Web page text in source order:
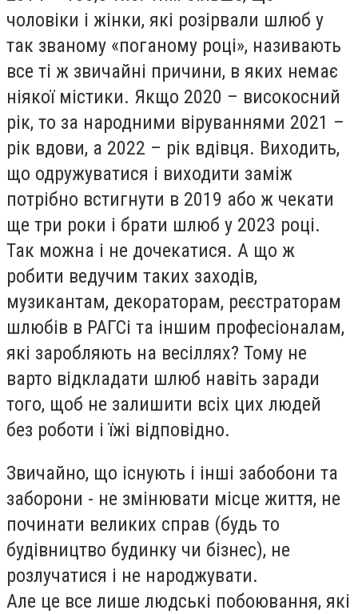
чоловіки і жінки, які розірвали шлюб у
так званому «поганому році», називають
все ті ж звичайні причини, в яких немає
ніякої містики. Якщо 2020 – високосний
рік, то за народними віруваннями 2021 –
рік вдови, а 2022 – рік вдівця. Виходить,
що одружуватися і виходити заміж
потрібно встигнути в 2019 або ж чекати
ще три роки і брати шлюб у 2023 році.
Так можна і не дочекатися. А що ж
робити ведучим таких заходів,
музикантам, декораторам, реєстраторам
шлюбів в РАГСі та іншим професіоналам,
які заробляють на весіллях? Тому не
варто відкладати шлюб навіть заради
того, щоб не залишити всіх цих людей
без роботи і їжі відповідно.
Звичайно, що існують і інші забобони та
заборони - не змінювати місце життя, не
починати великих справ (будь то
будівництво будинку чи бізнес), не
розлучатися і не народжувати.
Але це все лише людські побоювання, які